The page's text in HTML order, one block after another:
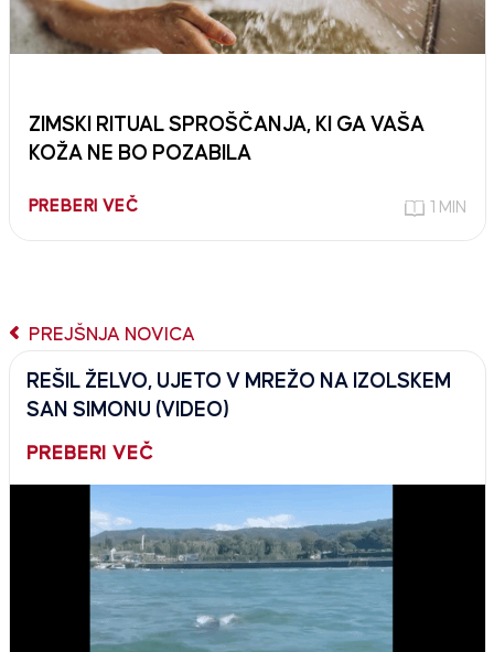
ZIMSKI RITUAL SPROŠČANJA, KI GA VAŠA
KOŽA NE BO POZABILA
PREBERI VEČ 1 MIN
PREJŠNJA NOVICA
REŠIL ŽELVO, UJETO V MREŽO NA IZOLSKEM
SAN SIMONU (VIDEO)
PREBERI VEČ